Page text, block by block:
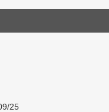
25